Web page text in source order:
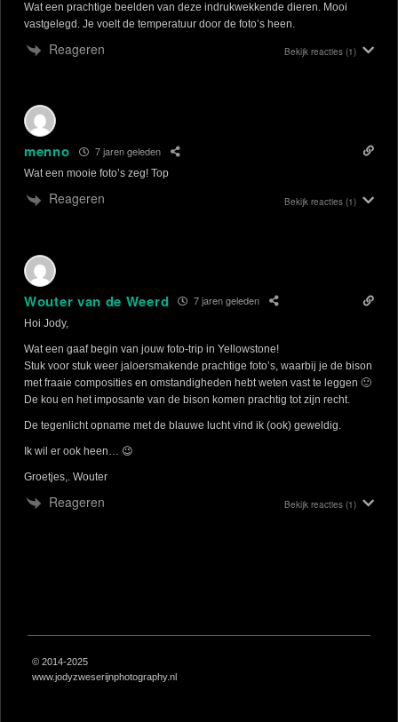
Wat een prachtige beelden van deze indrukwekkende dieren. Mooi
vastgelegd. Je voelt de temperatuur door de foto’s heen.
Reageren Bekijk reacties (1)
menno 7 jaren geleden
Wat een mooie foto’s zeg! Top
Reageren Bekijk reacties (1)
Wouter van de Weerd 7 jaren geleden
Hoi Jody,
Wat een gaaf begin van jouw foto-trip in Yellowstone!
Stuk voor stuk weer jaloersmakende prachtige foto’s, waarbij je de bison
met fraaie composities en omstandigheden hebt weten vast te leggen 🙂
De kou en het imposante van de bison komen prachtig tot zijn recht.
De tegenlicht opname met de blauwe lucht vind ik (ook) geweldig.
Ik wil er ook heen… 😉
Groetjes,. Wouter
Reageren Bekijk reacties (1)
© 2014-2025
www.jodyzweserijnphotography.nl